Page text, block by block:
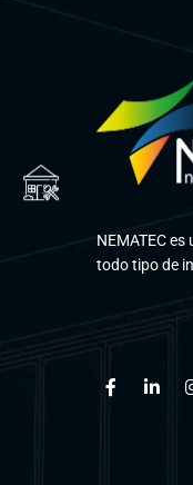
NEMATEC
todo tipo de